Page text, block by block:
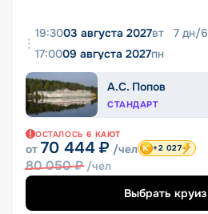
19:3003 августа 2027вт 7 дн/6
17:0009 августа 2027пн
А.С. Попов
СТАНДАРТ
ОСТАЛОСЬ 6 КАЮТ
от 70 444 ₽ /чел
80 050₽ /чел
+2 027
Выбрать круиз